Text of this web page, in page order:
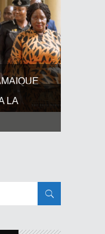
LA